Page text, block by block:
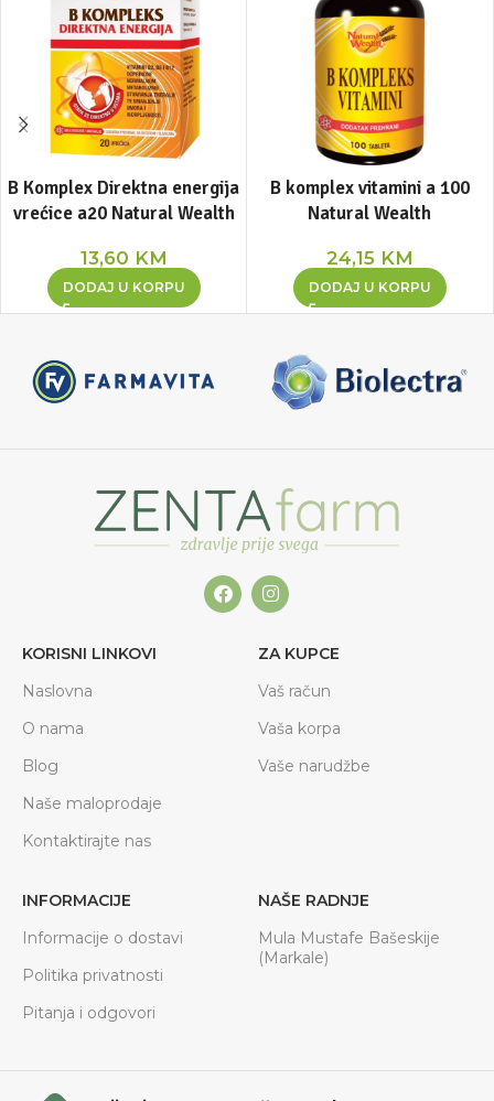
B Komplex Direktna energija
vrećice a20 Natural Wealth
13,60 KM
DODAJ U KORPU
B komplex vitamini a 100
Natural Wealth
24,15 KM
DODAJ U KORPU
KORISNI LINKOVI
Naslovna
O nama
Blog
Naše maloprodaje
Kontaktirajte nas
ZA KUPCE
Vaš račun
Vaša korpa
Vaše narudžbe
INFORMACIJE
Informacije o dostavi
Politika privatnosti
Pitanja i odgovori
NAŠE RADNJE
Mula Mustafe Bašeskije
(Markale)